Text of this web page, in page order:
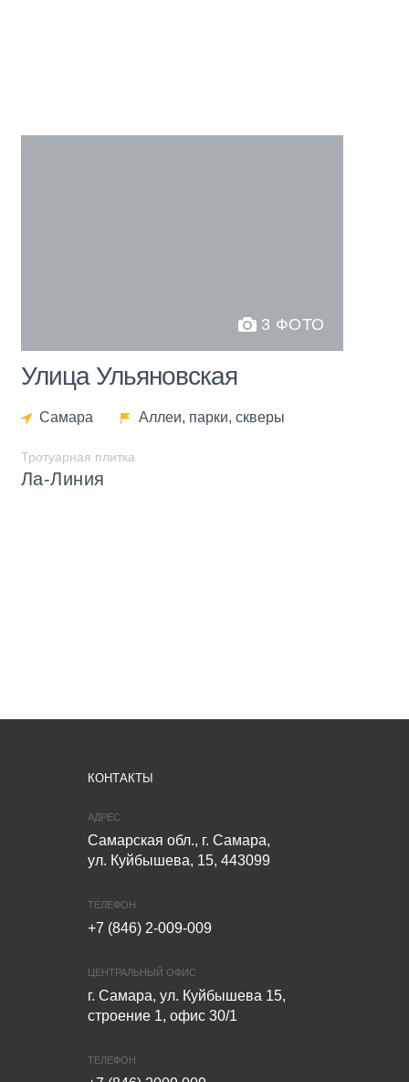
3 ФОТО
Улица Ульяновская
Самара Аллеи, парки, скверы
Тротуарная плитка
Ла-Линия
КОНТАКТЫ
АДРЕС
Самарская обл., г. Самара,
ул. Куйбышева, 15, 443099
ТЕЛЕФОН
+7 (846) 2-009-009
ЦЕНТРАЛЬНЫЙ ОФИС
г. Самара, ул. Куйбышева 15,
строение 1, офис 30/1
ТЕЛЕФОН